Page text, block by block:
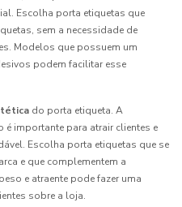
Escolha porta etiquetas que
sem a necessidade de
Modelos que possuem um
podem facilitar esse
do porta etiqueta. A
importante para atrair clientes e
Escolha porta etiquetas que se
e que complementem a
e atraente pode fazer uma
sobre a loja.